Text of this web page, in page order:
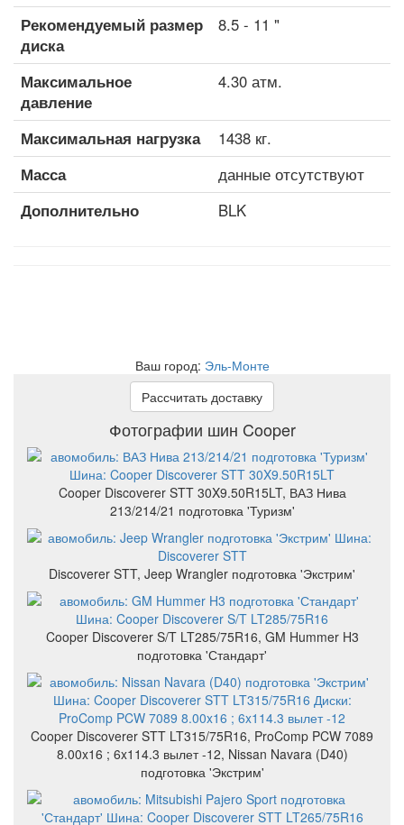
Рекомендуемый размер
диска
8.5 - 11 "
Максимальное
давление
4.30 атм.
Максимальная нагрузка
1438 кг.
Масса
данные отсутствуют
Дополнительно
BLK
Ваш город: Эль-Монте
Рассчитать доставку
Фотографии шин Cooper
Cooper Discoverer STT 30X9.50R15LT, ВАЗ Нива
213/214/21 подготовка 'Туризм'
Discoverer STT, Jeep Wrangler подготовка 'Экстрим'
Cooper Discoverer S/T LT285/75R16, GM Hummer H3
подготовка 'Стандарт'
Cooper Discoverer STT LT315/75R16, ProComp PCW 7089
8.00x16 ; 6x114.3 вылет -12, Nissan Navara (D40)
подготовка 'Экстрим'